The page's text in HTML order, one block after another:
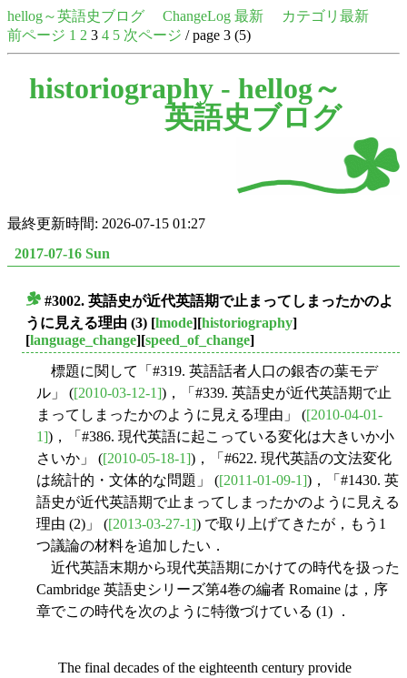
hellog～英語史ブログ ChangeLog 最新
カテゴリ最新
前ページ 1 2 3 4 5 次ページ / page 3 (5)
historiography - hellog～
英語史ブログ
最終更新時間: 2026-07-15 01:27
2017-07-16 Sun
#3002. 英語史が近代英語期で止まってしまったかのよ
うに見える理由 (3) [lmode][historiography]
[language_change][speed_of_change]
標題に関して「#319. 英語話者人口の銀杏の葉モデ
ル」 ([2010-03-12-1])，「#339. 英語史が近代英語期で止
まってしまったかのように見える理由」 ([2010-04-01-
1])，「#386. 現代英語に起こっている変化は大きいか小
さいか」 ([2010-05-18-1])，「#622. 現代英語の文法変化
は統計的・文体的な問題」 ([2011-01-09-1])，「#1430. 英
語史が近代英語期で止まってしまったかのように見える
理由 (2)」 ([2013-03-27-1]) で取り上げてきたが，もう1
つ議論の材料を追加したい．
近代英語末期から現代英語期にかけての時代を扱った
Cambridge 英語史シリーズ第4巻の編者 Romaine は，序
章でこの時代を次のように特徴づけている (1) ．
The final decades of the eighteenth century provide